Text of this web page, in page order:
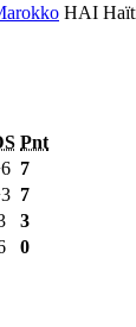
HAI
Pnt
7
7
3
0